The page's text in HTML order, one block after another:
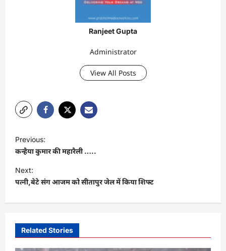
Ranjeet Gupta
Administrator
View All Posts
o
s
t
v
Previous:
कन्हैया कुमार की महारैली …..
Next:
पत्नी,बेटे संग आजम को सीतापुर जेल में किया शिफ्ट
Related Stories